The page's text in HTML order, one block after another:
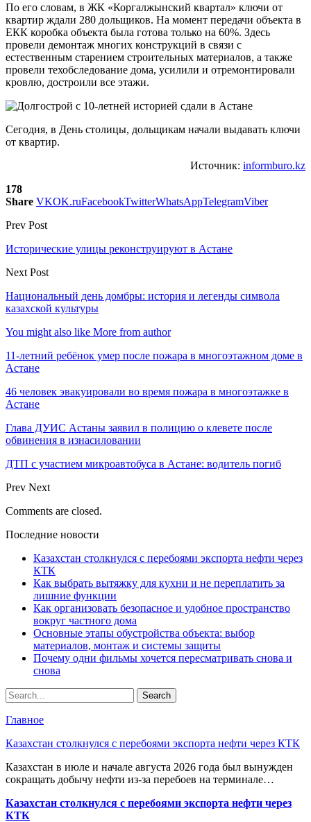
По его словам, в ЖК «Коргалжынский квартал» ключи от
квартир ждали 280 дольщиков. На момент передачи объекта в
ЕКК коробка объекта была готова только на 60%. Здесь
провели демонтаж многих конструкций в связи с
естественным старением строительных материалов, а также
провели техобследование дома, усилили и отремонтировали
кровлю, достроили все этажи.
Сегодня, в День столицы, дольщикам начали выдавать ключи
от квартир.
Источник: informburo.kz
178
Share VKOK.ruFacebookTwitterWhatsAppTelegramViber
Prev Post
Исторические улицы реконструируют в Астане
Next Post
Национальный день домбры: история и легенды символа
казахской культуры
You might also like More from author
11-летний ребёнок умер после пожара в многоэтажном доме в
Астане
46 человек эвакуировали во время пожара в многоэтажке в
Астане
Глава ДУИС Астаны заявил в полицию о клевете после
обвинения в изнасиловании
ДТП с участием микроавтобуса в Астане: водитель погиб
Prev Next
Comments are closed.
Последние новости
Казахстан столкнулся с перебоями экспорта нефти через
КТК
Как выбрать вытяжку для кухни и не переплатить за
лишние функции
Как организовать безопасное и удобное пространство
вокруг частного дома
Основные этапы обустройства объекта: выбор
материалов, монтаж и системы защиты
Почему одни фильмы хочется пересматривать снова и
снова
Главное
Казахстан столкнулся с перебоями экспорта нефти через КТК
Казахстан в июле и начале августа 2026 года был вынужден
сокращать добычу нефти из-за перебоев на терминале…
Казахстан столкнулся с перебоями экспорта нефти через
КТК